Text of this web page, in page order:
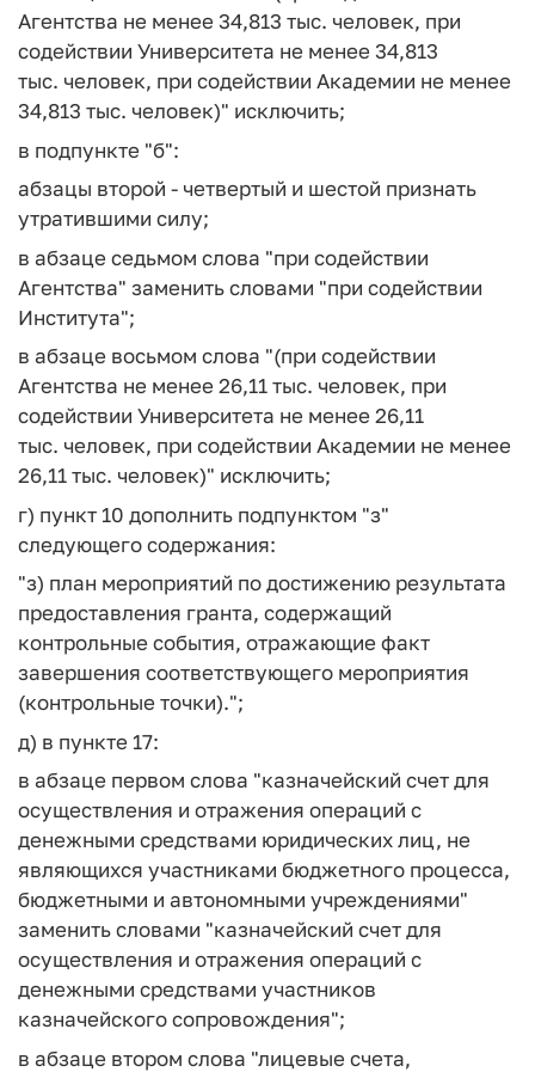
Агентства не менее 34,813 тыс. человек, при
содействии Университета не менее 34,813
тыс. человек, при содействии Академии не менее
34,813 тыс. человек)" исключить;
в подпункте "б":
абзацы второй - четвертый и шестой признать
утратившими силу;
в абзаце седьмом слова "при содействии
Агентства" заменить словами "при содействии
Института";
в абзаце восьмом слова "(при содействии
Агентства не менее 26,11 тыс. человек, при
содействии Университета не менее 26,11
тыс. человек, при содействии Академии не менее
26,11 тыс. человек)" исключить;
г) пункт 10 дополнить подпунктом "з"
следующего содержания:
"з) план мероприятий по достижению результата
предоставления гранта, содержащий
контрольные события, отражающие факт
завершения соответствующего мероприятия
(контрольные точки).";
д) в пункте 17:
в абзаце первом слова "казначейский счет для
осуществления и отражения операций с
денежными средствами юридических лиц, не
являющихся участниками бюджетного процесса,
бюджетными и автономными учреждениями"
заменить словами "казначейский счет для
осуществления и отражения операций с
денежными средствами участников
казначейского сопровождения";
в абзаце втором слова "лицевые счета,